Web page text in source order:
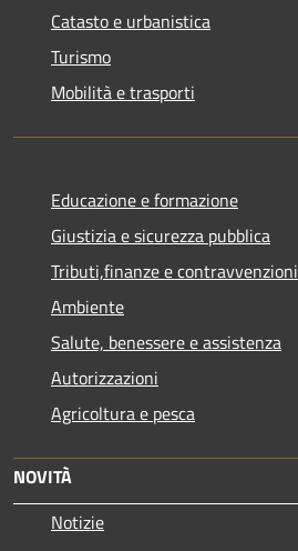
Catasto e urbanistica
Turismo
Mobilità e trasporti
Educazione e formazione
Giustizia e sicurezza pubblica
Tributi,finanze e contravvenzioni
Ambiente
Salute, benessere e assistenza
Autorizzazioni
Agricoltura e pesca
NOVITÀ
Notizie